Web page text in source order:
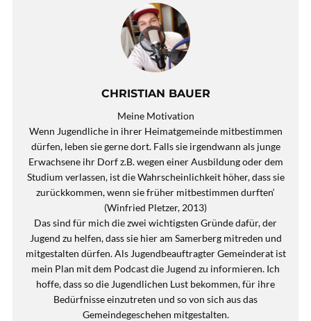
CHRISTIAN BAUER
Meine Motivation
Wenn Jugendliche in ihrer Heimatgemeinde mitbestimmen
dürfen, leben sie gerne dort. Falls sie irgendwann als junge
Erwachsene ihr Dorf z.B. wegen einer Ausbildung oder dem
Studium verlassen, ist die Wahrscheinlichkeit höher, dass sie
zurückkommen, wenn sie früher mitbestimmen durften‘
(Winfried Pletzer, 2013)
Das sind für mich die zwei wichtigsten Gründe dafür, der
Jugend zu helfen, dass sie hier am Samerberg mitreden und
mitgestalten dürfen. Als Jugendbeauftragter Gemeinderat ist
mein Plan mit dem Podcast die Jugend zu informieren. Ich
hoffe, dass so die Jugendlichen Lust bekommen, für ihre
Bedürfnisse einzutreten und so von sich aus das
Gemeindegeschehen mitgestalten.